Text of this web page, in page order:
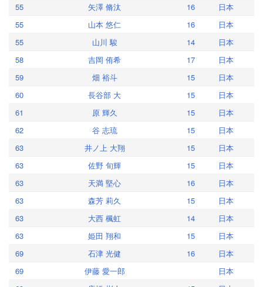
55
矢澤 脩汰 16
日本
55
山本 悠仁 16
日本
55
山川 駿 14
日本
58
吉岡 侑希 17
日本
59
畑 裕斗 15
日本
60
長谷部 大 15
日本
61
原 輝久 15
日本
62
谷 志琉 15
日本
63
井ノ上 大翔 15
日本
63
佐野 旬輝 15
日本
63
天満 堅心 16
日本
63
森芳 莉久 15
日本
63
大西 楓虹 14
日本
63
姫田 翔和 15
日本
69
石津 光健 16
日本
69
伊藤 愛一郎
日本